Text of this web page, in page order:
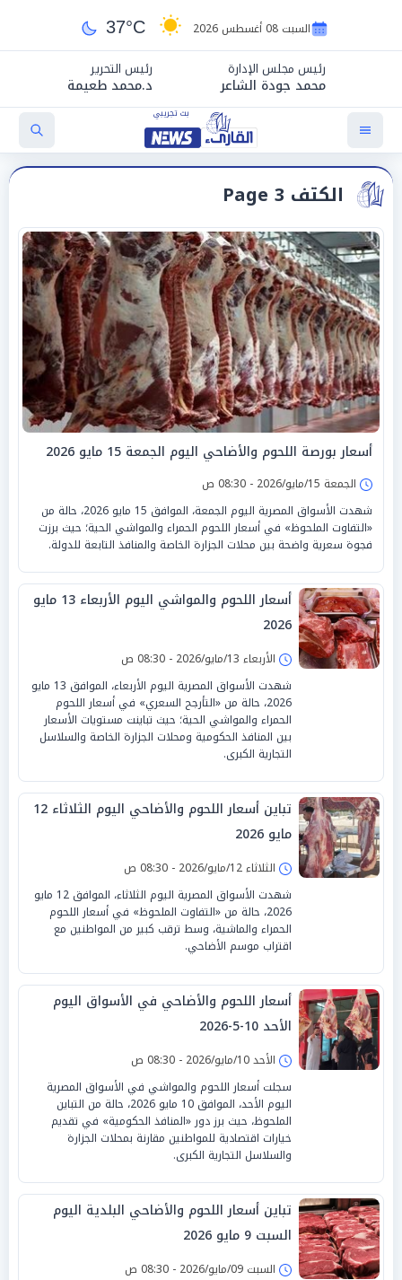
السبت 08 أغسطس 2026 37°C
رئيس مجلس الإدارة
محمد جودة الشاعر
رئيس التحرير
د.محمد طعيمة
الكتف Page 3
أسعار بورصة اللحوم والأضاحي اليوم الجمعة 15 مايو 2026
الجمعة 15/مايو/2026 - 08:30 ص
شهدت الأسواق المصرية اليوم الجمعة، الموافق 15 مايو 2026، حالة من
«التفاوت الملحوظ» في أسعار اللحوم الحمراء والمواشي الحية؛ حيث برزت
فجوة سعرية واضحة بين محلات الجزارة الخاصة والمنافذ التابعة للدولة.
أسعار اللحوم والمواشي اليوم الأربعاء 13 مايو
2026
الأربعاء 13/مايو/2026 - 08:30 ص
شهدت الأسواق المصرية اليوم الأربعاء، الموافق 13 مايو
2026، حالة من «التأرجح السعري» في أسعار اللحوم
الحمراء والمواشي الحية؛ حيث تباينت مستويات الأسعار
بين المنافذ الحكومية ومحلات الجزارة الخاصة والسلاسل
التجارية الكبرى.
تباين أسعار اللحوم والأضاحي اليوم الثلاثاء 12
مايو 2026
الثلاثاء 12/مايو/2026 - 08:30 ص
شهدت الأسواق المصرية اليوم الثلاثاء، الموافق 12 مايو
2026، حالة من «التفاوت الملحوظ» في أسعار اللحوم
الحمراء والماشية، وسط ترقب كبير من المواطنين مع
اقتراب موسم الأضاحي.
أسعار اللحوم والأضاحي في الأسواق اليوم
الأحد 10-5-2026
الأحد 10/مايو/2026 - 08:30 ص
سجلت أسعار اللحوم والمواشي في الأسواق المصرية
اليوم الأحد، الموافق 10 مايو 2026، حالة من التباين
الملحوظ، حيث برز دور «المنافذ الحكومية» في تقديم
خيارات اقتصادية للمواطنين مقارنة بمحلات الجزارة
والسلاسل التجارية الكبرى.
تباين أسعار اللحوم والأضاحي البلدية اليوم
السبت 9 مايو 2026
السبت 09/مايو/2026 - 08:30 ص